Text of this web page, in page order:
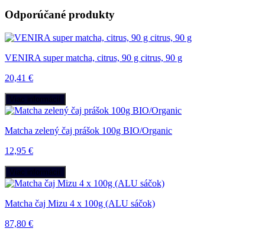
Odporúčané produkty
VENIRA super matcha, citrus, 90 g citrus, 90 g
20,41 €
Viac informácií
Matcha zelený čaj prášok 100g BIO/Organic
12,95 €
Viac informácií
Matcha čaj Mizu 4 x 100g (ALU sáčok)
87,80 €